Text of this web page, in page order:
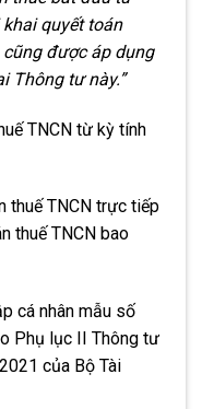
quyết toán
được áp dụng
Thông tư này.”
TNCN từ kỳ tính
thuế TNCN trực tiếp
thuế TNCN bao
cá nhân mẫu số
Phụ lục II Thông tư
của Bộ Tài